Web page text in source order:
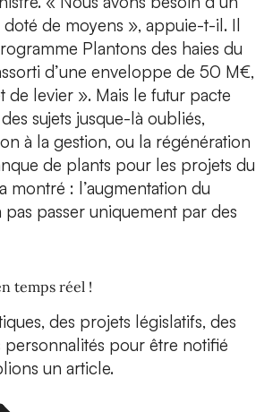
doté de moyens », appuie-t-il. Il
Plantons des haies du
d’une enveloppe de 50 M€,
de levier ». Mais le futur pacte
sujets jusque-là oubliés,
à la gestion, ou la régénération
de plants pour les projets du
montré : l’augmentation du
passer uniquement par des
temps réel !
des projets législatifs, des
personnalités pour être notifié
un article.